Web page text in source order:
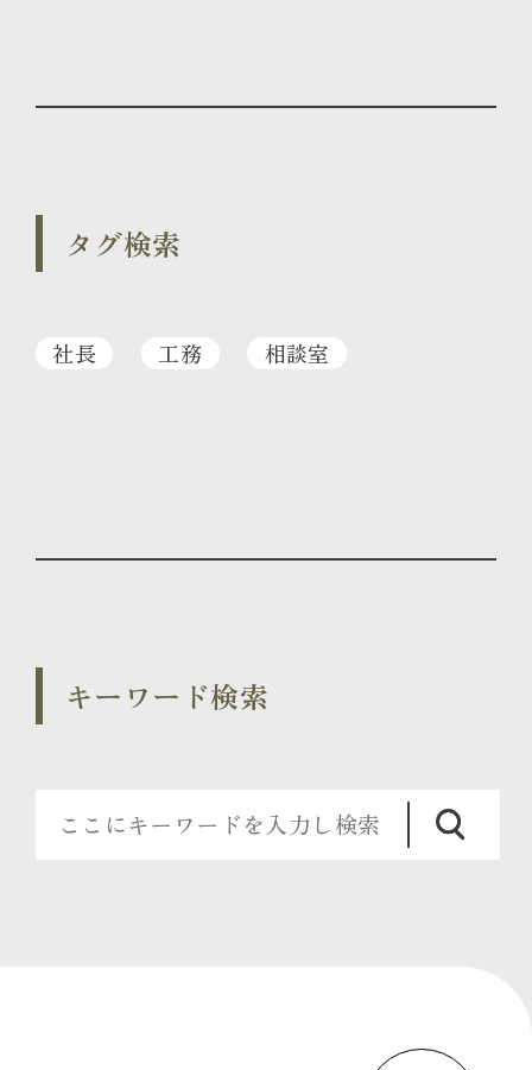
タグ検索
社長 工務 相談室
キーワード検索